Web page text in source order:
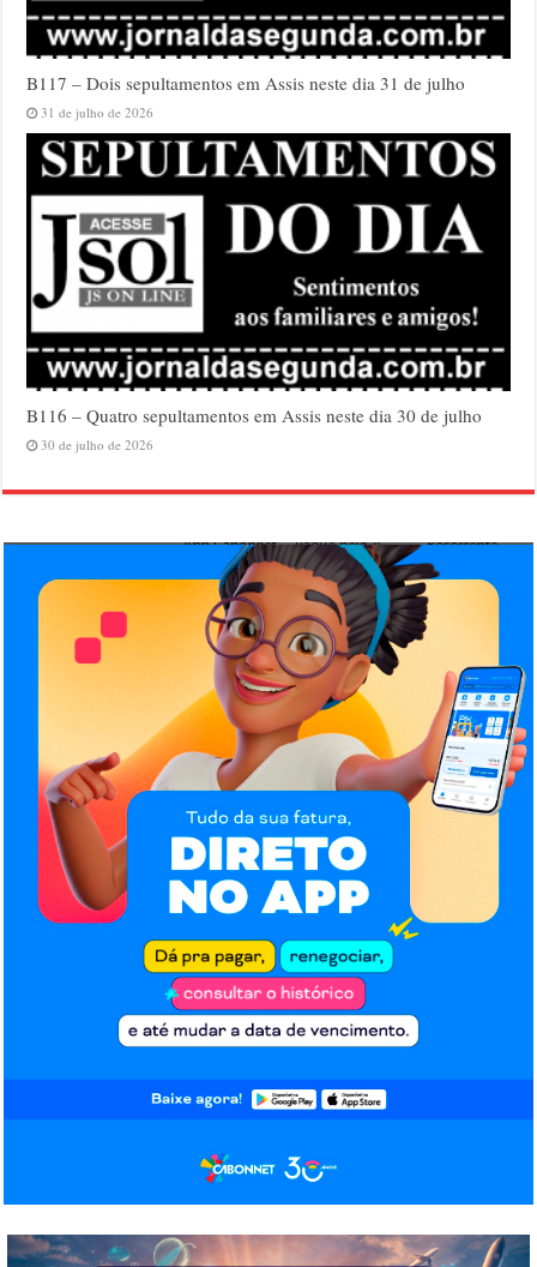
B117 – Dois sepultamentos em Assis neste dia 31 de julho
31 de julho de 2026
B116 – Quatro sepultamentos em Assis neste dia 30 de julho
30 de julho de 2026